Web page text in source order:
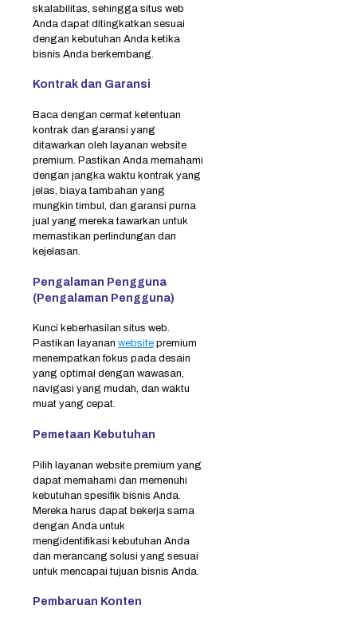
skalabilitas, sehingga situs web
Anda dapat ditingkatkan sesuai
dengan kebutuhan Anda ketika
bisnis Anda berkembang.
Kontrak dan Garansi
Baca dengan cermat ketentuan
kontrak dan garansi yang
ditawarkan oleh layanan website
premium. Pastikan Anda memahami
dengan jangka waktu kontrak yang
jelas, biaya tambahan yang
mungkin timbul, dan garansi purna
jual yang mereka tawarkan untuk
memastikan perlindungan dan
kejelasan.
Pengalaman Pengguna
(Pengalaman Pengguna)
Kunci keberhasilan situs web.
Pastikan layanan website premium
menempatkan fokus pada desain
yang optimal dengan wawasan,
navigasi yang mudah, dan waktu
muat yang cepat.
Pemetaan Kebutuhan
Pilih layanan website premium yang
dapat memahami dan memenuhi
kebutuhan spesifik bisnis Anda.
Mereka harus dapat bekerja sama
dengan Anda untuk
mengidentifikasi kebutuhan Anda
dan merancang solusi yang sesuai
untuk mencapai tujuan bisnis Anda.
Pembaruan Konten